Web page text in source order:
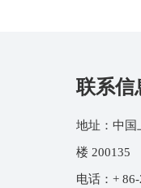
联系信
地址：中国
楼 200135
电话：+